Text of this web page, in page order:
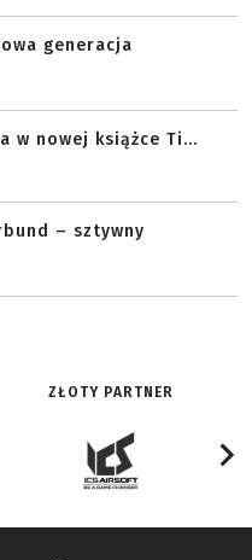
generacja
nowej książce Ti...
– sztywny
ZŁOTY PARTNER